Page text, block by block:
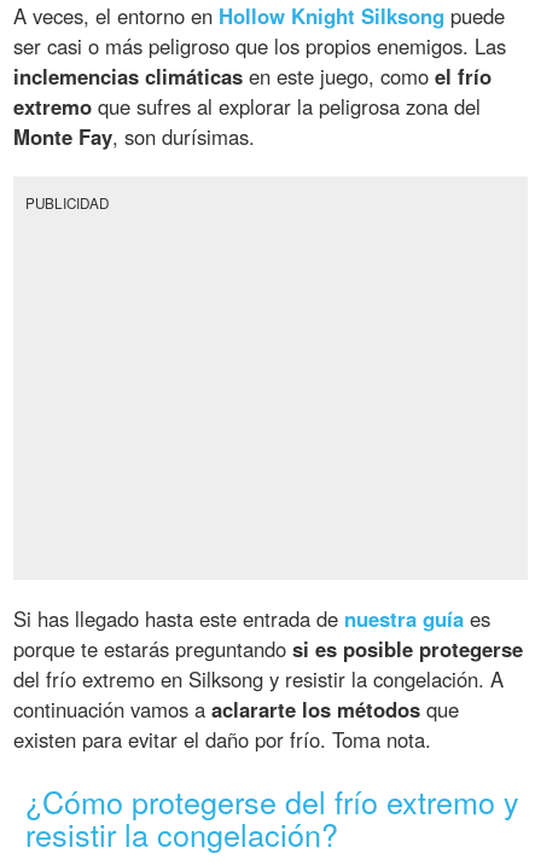
A veces, el entorno en Hollow Knight Silksong puede
ser casi o más peligroso que los propios enemigos. Las
inclemencias climáticas en este juego, comoel frío
extremo que sufres al explorar la peligrosa zona del
Monte Fay, son durísimas.
PUBLICIDAD
Si has llegado hasta este entrada de nuestra guía es
porque te estarás preguntandosi es posible protegerse
del frío extremo en Silksong y resistir la congelación. A
continuación vamos aaclararte los métodos que
existen para evitar el daño por frío. Toma nota.
¿Cómo protegerse del frío extremo y
resistir la congelación?